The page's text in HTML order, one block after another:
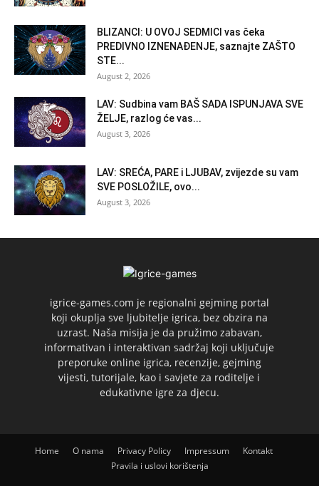
BLIZANCI: U OVOJ SEDMICI vas čeka
PREDIVNO IZNENAĐENJE, saznajte ZAŠTO
STE...
August 2, 2026
LAV: Sudbina vam BAŠ SADA ISPUNJAVA SVE
ŽELJE, razlog će vas...
August 3, 2026
LAV: SREĆA, PARE i LJUBAV, zvijezde su vam
SVE POSLOŽILE, ovo...
August 3, 2026
igrice-games.com je regionalni gejming portal
koji okuplja sve ljubitelje igrica, bez obzira na
uzrast. Naša misija je da pružimo zabavan,
informativan i interaktivan sadržaj koji uključuje
preporuke online igrica, recenzije, gejming
vijesti, tutorijale, kao i savjete za roditelje i
edukativne igre za djecu.
Home O nama Privacy Policy Impressum
Kontakt
Pravila i uslovi korištenja